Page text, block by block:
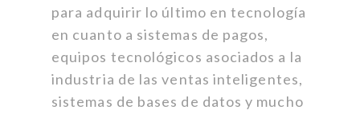
para adquirir lo último en tecnología
en cuanto a sistemas de pagos,
equipos tecnológicos asociados a la
industria de las ventas inteligentes,
sistemas de bases de datos y mucho